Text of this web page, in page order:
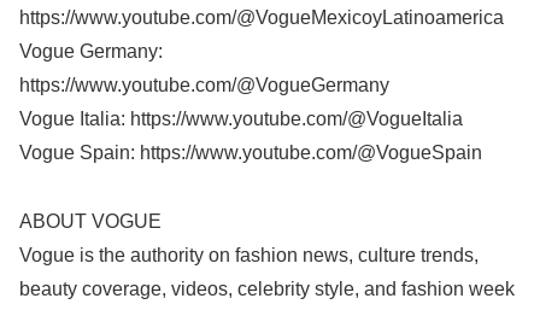
https://www.youtube.com/@VogueMexicoyLatinoamerica
Vogue Germany:
https://www.youtube.com/@VogueGermany
Vogue Italia: https://www.youtube.com/@VogueItalia
Vogue Spain: https://www.youtube.com/@VogueSpain
ABOUT VOGUE
Vogue is the authority on fashion news, culture trends,
beauty coverage, videos, celebrity style, and fashion week